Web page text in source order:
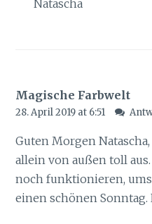
Natascha
Magische Farbwelt
28. April 2019 at 6:51
Guten Morgen
allein von außen toll
noch funktionieren,
einen schönen Sonntag.